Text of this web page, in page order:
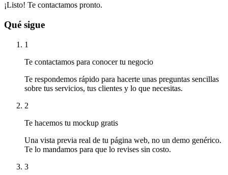
¡Listo! Te contactamos pronto.
Qué sigue
1
Te contactamos para conocer tu negocio
Te respondemos rápido para hacerte unas preguntas sencillas
sobre tus servicios, tus clientes y lo que necesitas.
2
Te hacemos tu mockup gratis
Una vista previa real de tu página web, no un demo genérico.
Te lo mandamos para que lo revises sin costo.
3